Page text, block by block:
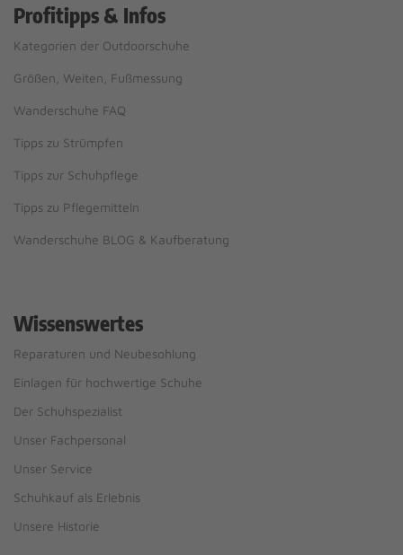
Profitipps & Infos
Kategorien der Outdoorschuhe
Größen, Weiten, Fußmessung
Wanderschuhe FAQ
Tipps zu Strümpfen
Tipps zur Schuhpflege
Tipps zu Pflegemitteln
Wanderschuhe BLOG & Kaufberatung
Wissenswertes
Reparaturen und Neubesohlung
Einlagen für hochwertige Schuhe
Der Schuhspezialist
Unser Fachpersonal
Unser Service
Schuhkauf als Erlebnis
Unsere Historie